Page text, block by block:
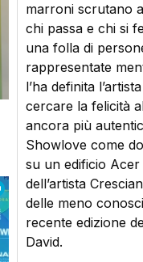
marroni scrutano
chi passa e chi si
una folla di
rappresentate
l’ha definita
cercare la felicità
ancora più
Showlove come
su un edificio
dell’artista
delle meno
recente edizione
David.